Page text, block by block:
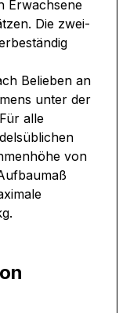
Erwachsene
Die zwei-
Belieben an
unter der
alle
von